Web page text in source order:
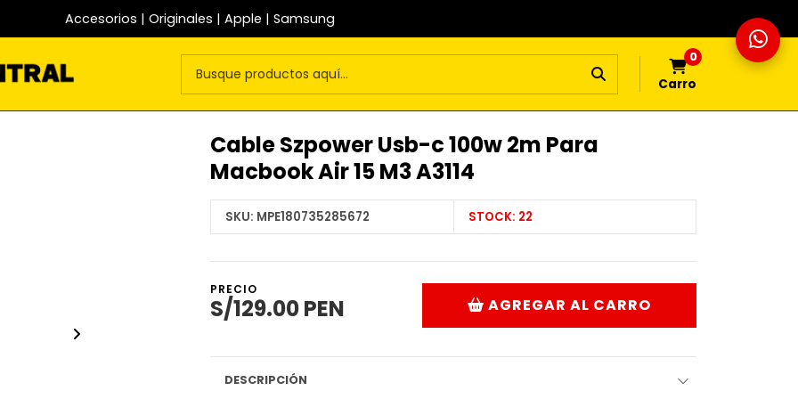
Accesorios | Originales | Apple | Samsung
0
Carro
Cable Szpower Usb-c 100w 2m Para
Macbook Air 15 M3 A3114
SKU: MPE180735285672 STOCK: 22
PRECIO
S/129.00 PEN AGREGAR AL CARRO
DESCRIPCIÓN